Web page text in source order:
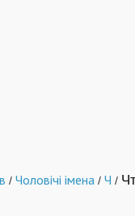
/ Чоловічі імена / Ч /